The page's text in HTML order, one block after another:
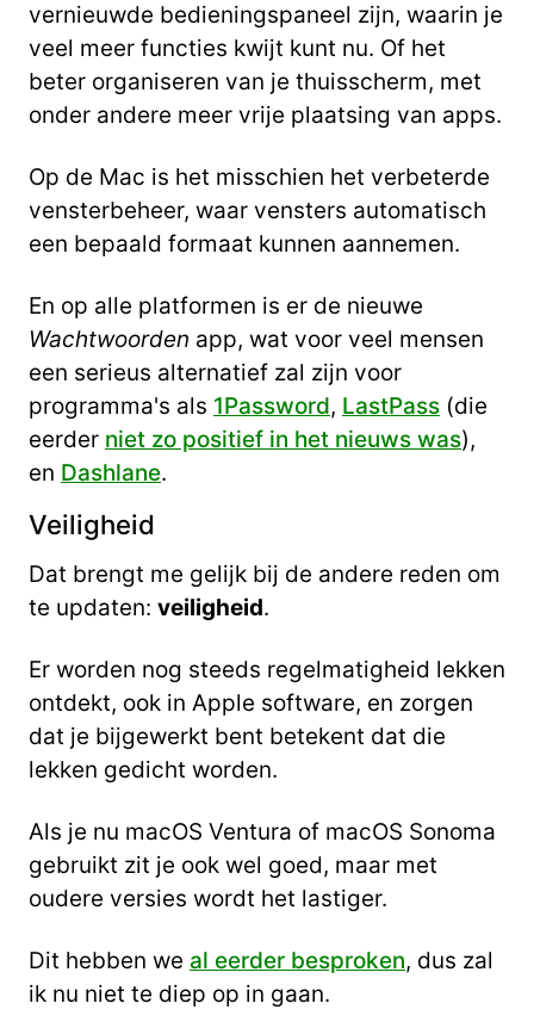
vernieuwde bedieningspaneel zijn, waarin je
veel meer functies kwijt kunt nu. Of het
beter organiseren van je thuisscherm, met
onder andere meer vrije plaatsing van apps.
Op de Mac is het misschien het verbeterde
vensterbeheer, waar vensters automatisch
een bepaald formaat kunnen aannemen.
En op alle platformen is er de nieuwe
Wachtwoorden app, wat voor veel mensen
een serieus alternatief zal zijn voor
programma's als 1Password, LastPass (die
eerder niet zo positief in het nieuws was),
en Dashlane.
Veiligheid
Dat brengt me gelijk bij de andere reden om
te updaten: veiligheid.
Er worden nog steeds regelmatigheid lekken
ontdekt, ook in Apple software, en zorgen
dat je bijgewerkt bent betekent dat die
lekken gedicht worden.
Als je nu macOS Ventura of macOS Sonoma
gebruikt zit je ook wel goed, maar met
oudere versies wordt het lastiger.
Dit hebben we al eerder besproken, dus zal
ik nu niet te diep op in gaan.